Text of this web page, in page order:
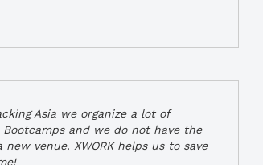
Asia we organize a lot of
and we do not have the
venue. XWORK helps us to save